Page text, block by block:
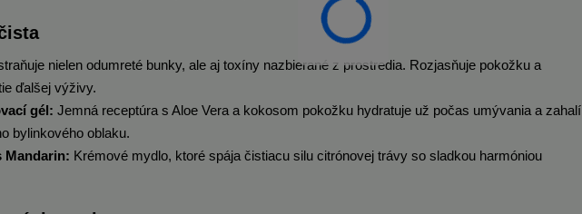
nielen odumreté bunky, ale aj toxíny nazbierané z prostredia. Rozjasňuje pokožku a
ďalšej výživy.
gél: Jemná receptúra s Aloe Vera a kokosom pokožku hydratuje už počas umývania a zahalí
bylinkového oblaku.
Mandarin: Krémové mydlo, ktoré spája čistiacu silu citrónovej trávy so sladkou harmóniou